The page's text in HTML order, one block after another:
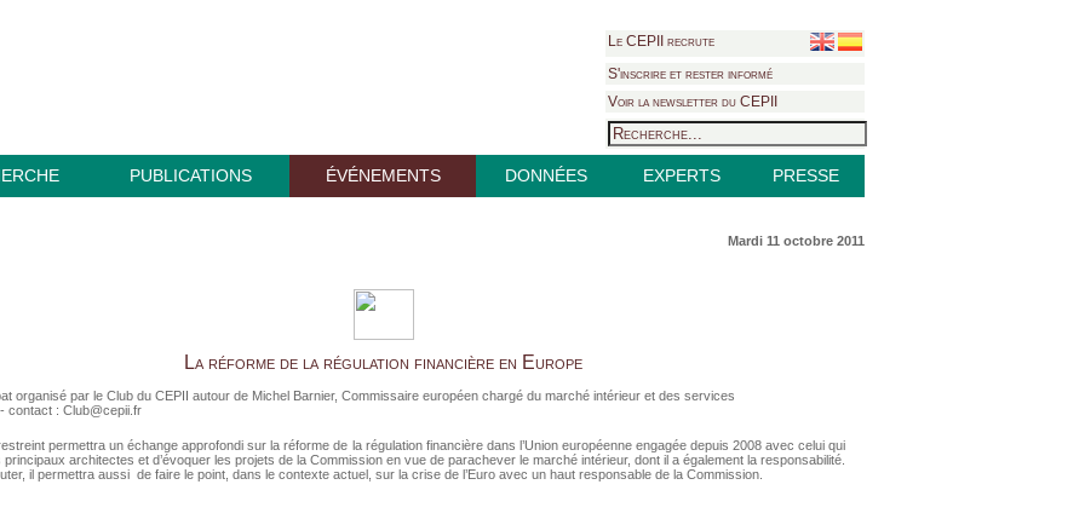
Le CEPII recrute
S'inscrire et rester informé
Voir la newsletter du CEPII
PUBLICATIONS ÉVÉNEMENTS DONNÉES EXPERTS PRESSE
Mardi 11 octobre 2011
La réforme de la régulation financière en Europe
organisé par le Club du CEPII autour de Michel Barnier, Commissaire européen chargé du marché intérieur et des services
contact : Club@cepii.fr
permettra un échange approfondi sur la réforme de la régulation financière dans l’Union européenne engagée depuis 2008 avec celui qui
architectes et d’évoquer les projets de la Commission en vue de parachever le marché intérieur, dont il a également la responsabilité.
il permettra aussi de faire le point, dans le contexte actuel, sur la crise de l’Euro avec un haut responsable de la Commission.